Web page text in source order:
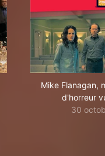
Mike Flanagan,
d'horreur
30